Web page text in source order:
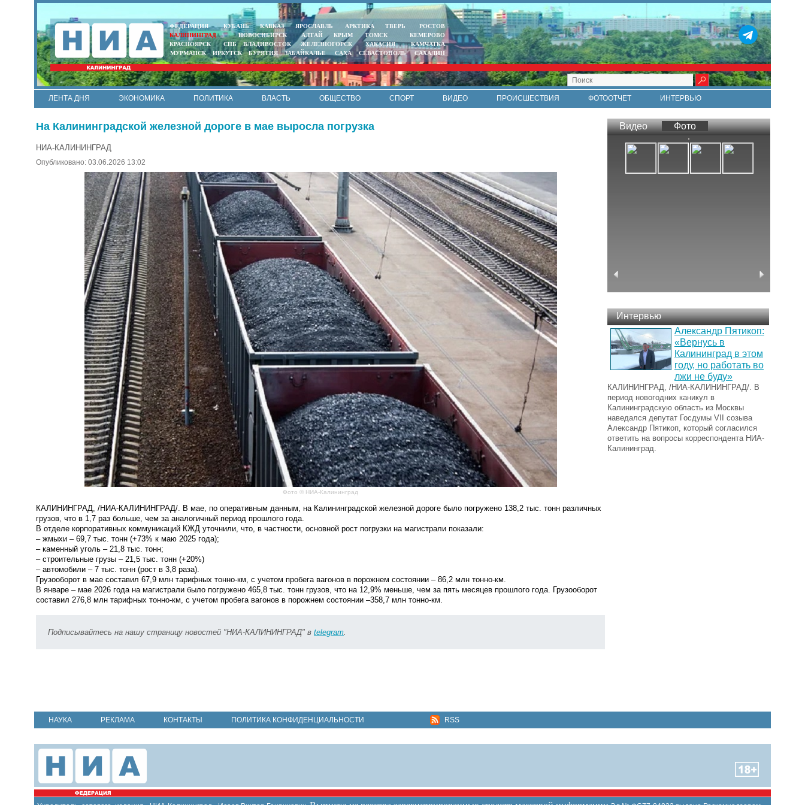
ФЕДЕРАЦИЯ КУБАНЬ КАВКАЗ ЯРОСЛАВЛЬ АРКТИКА ТВЕРЬ
РОСТОВ
КАЛИНИНГРАД
НОВОСИБИРСК АЛТАЙ КРЫМ ТОМСК
КЕМЕРОВО
КРАСНОЯРСК
СПБ ВЛАДИВОСТОК ЖЕЛЕЗНОГОРСК ХАКАСИЯ
КАМЧАТКА
МУРМАНСК
ИРКУТСК БУРЯТИЯ ЗАБАЙКАЛЬЕ САХА СЕВАСТОПОЛЬ САХАЛИН
ЛЕНТА ДНЯ ЭКОНОМИКА ПОЛИТИКА ВЛАСТЬ ОБЩЕСТВО СПОРТ ВИДЕО ПРОИСШЕСТВИЯ ФОТООТЧЕТ
ИНТЕРВЬЮ
На Калининградской железной дороге в мае выросла погрузка
НИА-КАЛИНИНГРАД
Опубликовано: 03.06.2026 13:02
Фото © НИА-Калининград
КАЛИНИНГРАД, /НИА-КАЛИНИНГРАД/. В мае, по оперативным данным, на Калининградской железной дороге было погружено 138,2 тыс. тонн различных
грузов, что в 1,7 раз больше, чем за аналогичный период прошлого года.
В отделе корпоративных коммуникаций КЖД уточнили, что, в частности, основной рост погрузки на магистрали показали:
– жмыхи – 69,7 тыс. тонн (+73% к маю 2025 года);
– каменный уголь – 21,8 тыс. тонн;
– строительные грузы – 21,5 тыс. тонн (+20%)
– автомобили – 7 тыс. тонн (рост в 3,8 раза).
Грузооборот в мае составил 67,9 млн тарифных тонно-км, с учетом пробега вагонов в порожнем состоянии – 86,2 млн тонно-км.
В январе – мае 2026 года на магистрали было погружено 465,8 тыс. тонн грузов, что на 12,9% меньше, чем за пять месяцев прошлого года. Грузооборот
составил 276,8 млн тарифных тонно-км, с учетом пробега вагонов в порожнем состоянии –358,7 млн тонно-км.
Подписывайтесь на нашу страницу новостей "НИА-КАЛИНИНГРАД" в telegram
Видео Фото
Интервью
Александр Пятикоп:
«Вернусь в
Калининград в этом
году, но работать во
лжи не буду»
КАЛИНИНГРАД, /НИА-КАЛИНИНГРАД/. В
период новогодних каникул в
Калининградскую область из Москвы
наведался депутат Госдумы VII созыва
Александр Пятикоп, который согласился
ответить на вопросы корреспондента НИА-
Калининград.
НАУКА РЕКЛАМА КОНТАКТЫ ПОЛИТИКА КОНФИДЕНЦИАЛЬНОСТИ RSS